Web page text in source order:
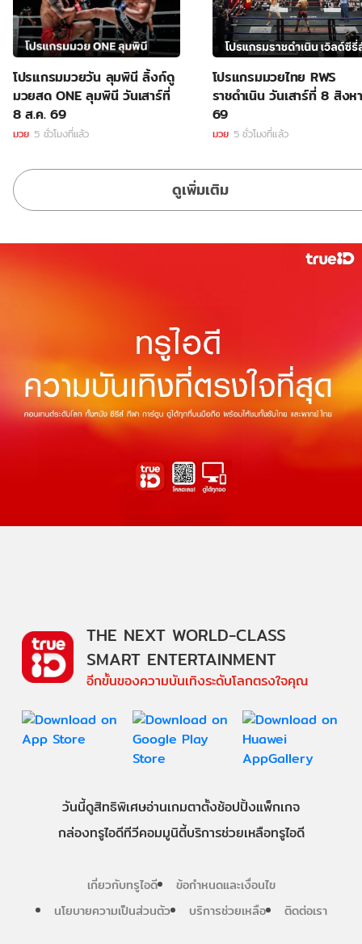
โปรแกรมมวยวัน ลุมพินี ลิ้งก์ดู
มวยสด ONE ลุมพินี วันเสาร์ที่
8 ส.ค. 69
มวย 5 ชั่วโมงที่แล้ว
โปรแกรมมวยไทย RWS
ราชดำเนิน วันเสาร์ที่ 8 สิงห
69
มวย 5 ชั่วโมงที่แล้ว
ดูเพิ่มเติม
THE NEXT WORLD-CLASS
SMART ENTERTAINMENT
อีกขั้นของความบันเทิงระดับโลกตรงใจคุณ
วันนี้ดูสิทธิพิเศษอ่านเกมตาตั้งช้อปปิ้งแพ็กเกจ
กล่องทรูไอดีทีวีคอมมูนิตี้บริการช่วยเหลือทรูไอดี
เกี่ยวกับทรูไอดี
ข้อกำหนดและเงื่อนไข
นโยบายความเป็นส่วนตัว
บริการช่วยเหลือ ติดต่อเรา